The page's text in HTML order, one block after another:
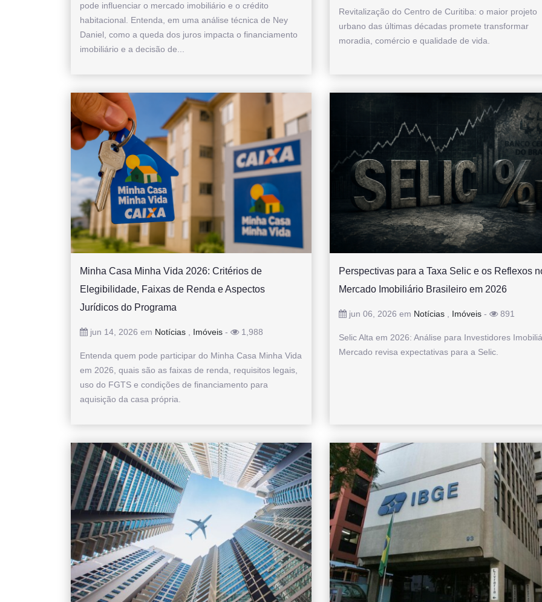
pode influenciar o mercado imobiliário e o crédito
habitacional. Entenda, em uma análise técnica de Ney
Daniel, como a queda dos juros impacta o financiamento
imobiliário e a decisão de...
Revitalização do Centro de Curitiba: o maior projeto
urbano das últimas décadas promete transformar
moradia, comércio e qualidade de vida.
Minha Casa Minha Vida 2026: Critérios de
Elegibilidade, Faixas de Renda e Aspectos
Jurídicos do Programa
jun 14, 2026 em Notícias Imóveis - 1,988
Entenda quem pode participar do Minha Casa Minha Vida
em 2026, quais são as faixas de renda, requisitos legais,
uso do FGTS e condições de financiamento para
aquisição da casa própria.
Perspectivas para a Taxa Selic e os Reflexos
Mercado Imobiliário Brasileiro em 2026
jun 06, 2026 em Notícias, Imóveis- 891
Selic Alta em 2026: Análise para Investidores
Mercado revisa expectativas para a Selic.